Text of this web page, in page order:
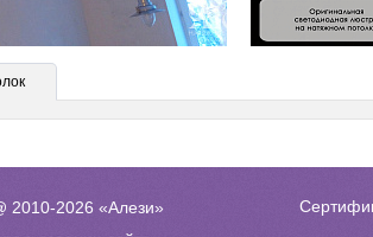
2010-2026 «Алези»